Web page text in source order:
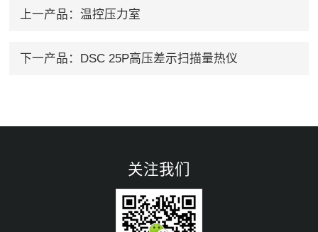
上一产品： 温控压力室
下一产品： DSC 25P高压差示扫描量热仪
关注我们